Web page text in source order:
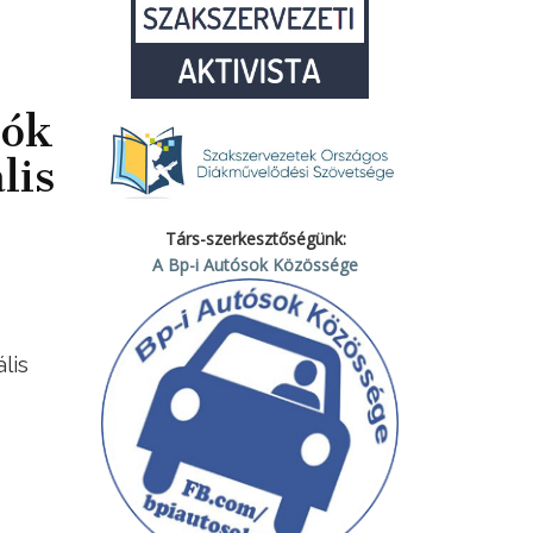
Társ-szerkesztőségünk:
A Bp-i Autósok Közössége